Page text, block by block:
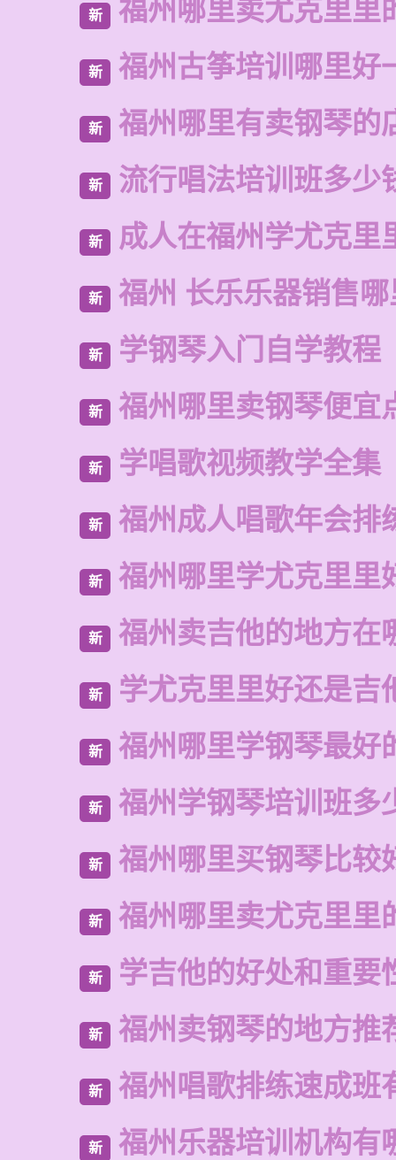
新 福州哪里卖尤克里里
新 福州古筝培训哪里好
新 福州哪里有卖钢琴的
新 流行唱法培训班多少
新 成人在福州学尤克里
新 福州 长乐乐器销售
新 学钢琴入门自学教程
新 福州哪里卖钢琴便宜
新 学唱歌视频教学全集
新 福州成人唱歌年会排
新 福州哪里学尤克里里
新 福州卖吉他的地方在
新 学尤克里里好还是吉
新 福州哪里学钢琴最好
新 福州学钢琴培训班多
新 福州哪里买钢琴比较
新 福州哪里卖尤克里里
新 学吉他的好处和重要
新 福州卖钢琴的地方推
新 福州唱歌排练速成班
新 福州乐器培训机构有